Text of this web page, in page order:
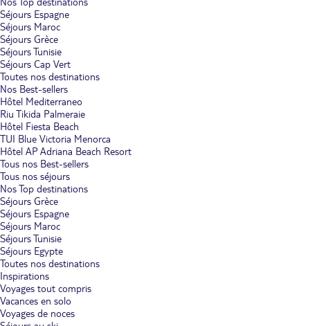
Séjours Espagne
Séjours Maroc
Séjours Grèce
Séjours Tunisie
Séjours Cap Vert
Toutes nos destinations
Nos Best-sellers
Hôtel Mediterraneo
Riu Tikida Palmeraie
Hôtel Fiesta Beach
TUI Blue Victoria Menorca
Hôtel AP Adriana Beach Resort
Tous nos Best-sellers
Tous nos séjours
Nos Top destinations
Séjours Grèce
Séjours Espagne
Séjours Maroc
Séjours Tunisie
Séjours Egypte
Toutes nos destinations
Inspirations
Voyages tout compris
Vacances en solo
Voyages de noces